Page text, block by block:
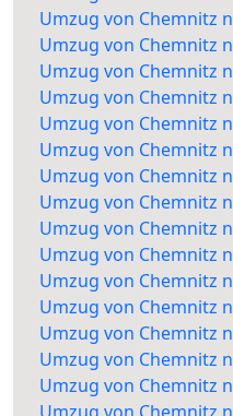
Umzug von Chemnitz
Umzug von Chemnitz
Umzug von Chemnitz
Umzug von Chemnitz
Umzug von Chemnitz
Umzug von Chemnitz
Umzug von Chemnitz
Umzug von Chemnitz
Umzug von Chemnitz
Umzug von Chemnitz
Umzug von Chemnitz
Umzug von Chemnitz
Umzug von Chemnitz
Umzug von Chemnitz
Umzug von Chemnitz